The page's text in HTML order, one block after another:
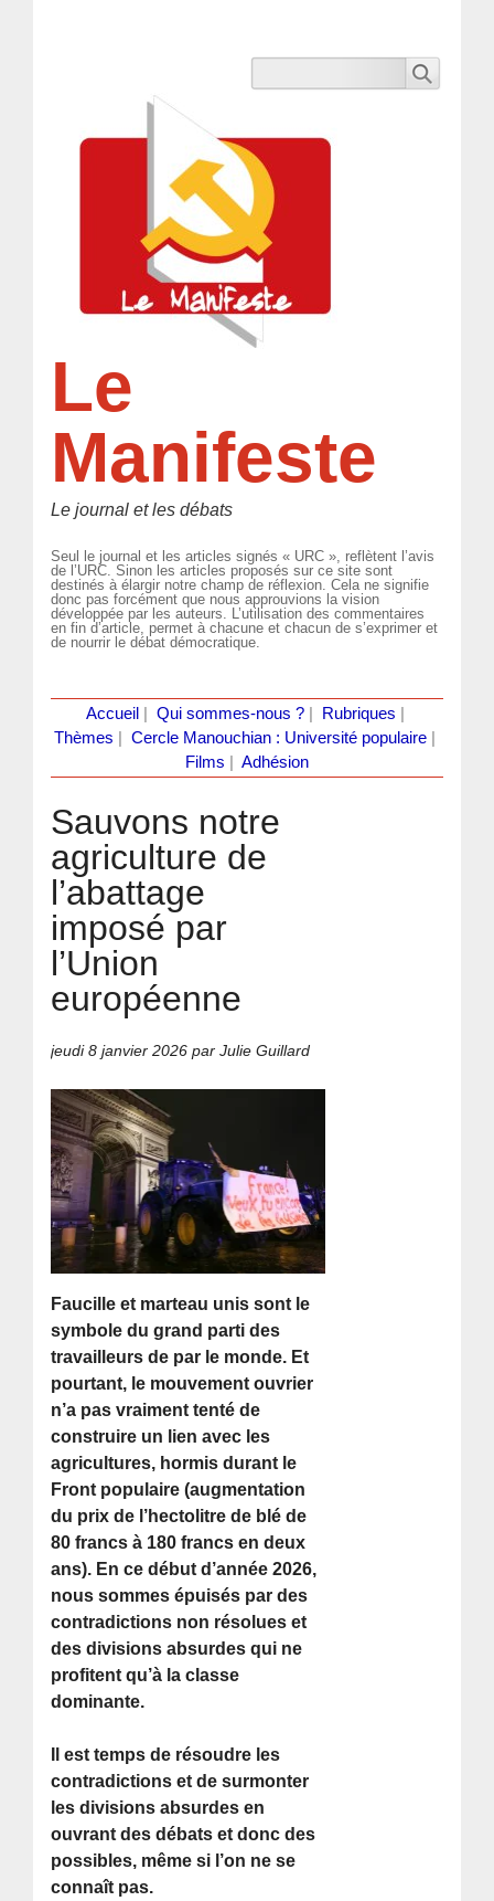
Le
Manifeste
Le journal et les débats
Seul le journal et les articles signés « URC », reflètent l’avis
de l’URC. Sinon les articles proposés sur ce site sont
destinés à élargir notre champ de réflexion. Cela ne signifie
donc pas forcément que nous approuvions la vision
développée par les auteurs. L’utilisation des commentaires
en fin d’article, permet à chacune et chacun de s’exprimer et
de nourrir le débat démocratique.
Accueil Qui sommes-nous ?| Rubriques
Thèmes
Cercle Manouchian : Université populaire
Films
Adhésion
Sauvons notre
agriculture de
l’abattage
imposé par
l’Union
européenne
jeudi 8 janvier 2026 par Julie Guillard
Faucille et marteau unis sont le
symbole du grand parti des
travailleurs de par le monde. Et
pourtant, le mouvement ouvrier
n’a pas vraiment tenté de
construire un lien avec les
agricultures, hormis durant le
Front populaire (augmentation
du prix de l’hectolitre de blé de
80 francs à 180 francs en deux
ans). En ce début d’année 2026,
nous sommes épuisés par des
contradictions non résolues et
des divisions absurdes qui ne
profitent qu’à la classe
dominante.
Il est temps de résoudre les
contradictions et de surmonter
les divisions absurdes en
ouvrant des débats et donc des
possibles, même si l’on ne se
connaît pas.